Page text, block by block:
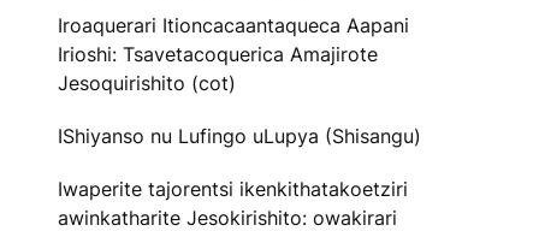
Iroaquerari Itioncacaantaqueca Aapani
Irioshi: Tsavetacoquerica Amajirote
Jesoquirishito (cot)
IShiyanso nu Lufingo uLupya (Shisangu)
Iwaperite tajorentsi ikenkithatakoetziri
awinkatharite Jesokirishito: owakirari